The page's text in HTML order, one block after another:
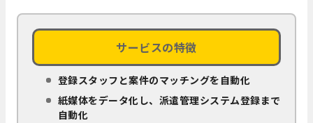
サービスの特徴
登録スタッフと案件のマッチングを自動化
紙媒体をデータ化し、派遣管理システム登録まで
自動化